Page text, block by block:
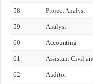
58 Project Analyst
59 Analyst
60 Accounting
61 Assistant Civil
62 Auditor